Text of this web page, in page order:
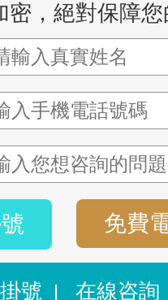
密，絕對保障
免費
號 |
在線咨詢